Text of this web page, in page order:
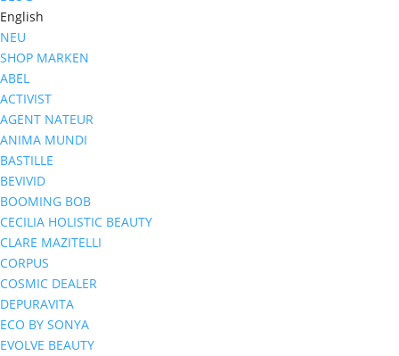
English
NEU
SHOP MARKEN
ABEL
ACTIVIST
AGENT NATEUR
ANIMA MUNDI
BASTILLE
BEVIVID
BOOMING BOB
CECILIA HOLISTIC BEAUTY
CLARE MAZITELLI
CORPUS
COSMIC DEALER
DEPURAVITA
ECO BY SONYA
EVOLVE BEAUTY